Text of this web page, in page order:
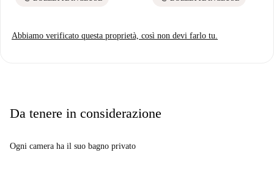
Abbiamo verificato questa proprietà, così non devi farlo tu.
Da tenere in considerazione
Ogni camera ha il suo bagno privato